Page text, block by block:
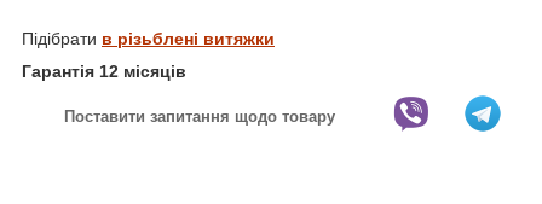
Підібрати в різьблені витяжки
Гарантія 12 місяців
Поставити запитання щодо товару